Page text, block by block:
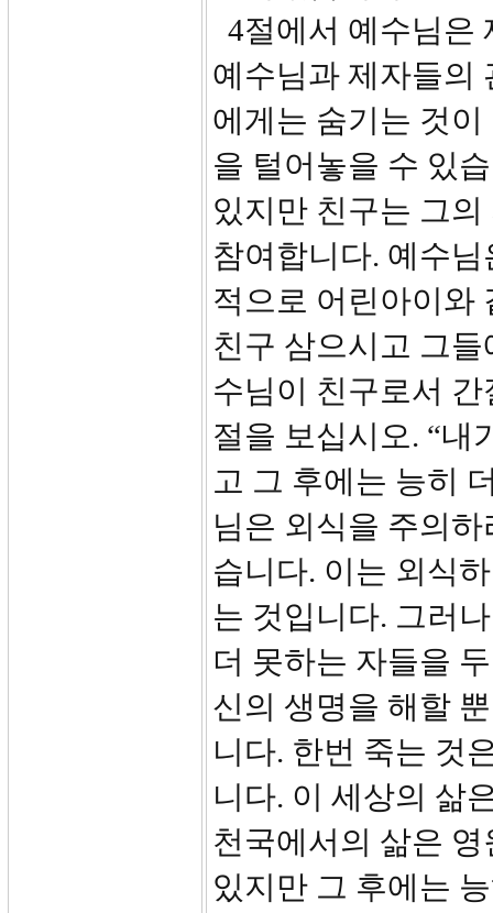
4절에서 예수님은
예수님과 제자들의
에게는 숨기는 것
을 털어놓을 수 있
있지만 친구는 그
참여합니다. 예수
적으로 어린아이와
친구 삼으시고 그
수님이 친구로서
절을 보십시오. “내
고 그 후에는 능히
님은 외식을 주의
습니다. 이는 외식
는 것입니다. 그러
더 못하는 자들을
신의 생명을 해할
니다. 한번 죽는 것
니다. 이 세상의 삶
천국에서의 삶은
있지만 그 후에는